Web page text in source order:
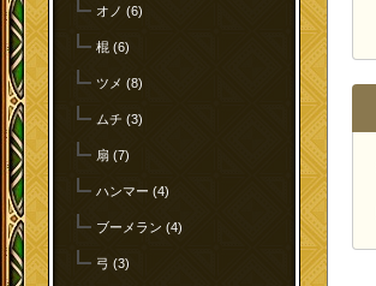
オノ (6)
棍 (6)
ツメ (8)
ムチ (3)
扇 (7)
ハンマー (4)
ブーメラン (4)
弓 (3)